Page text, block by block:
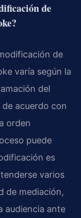
de
de
varía según la
del
acuerdo con
orden
puede
es
varios
de mediación,
audiencia ante